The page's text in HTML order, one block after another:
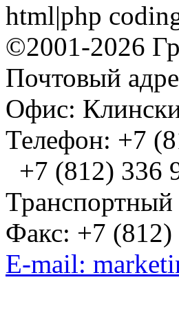
html|php
©2001-2026
Почтовый
Офис:
Телефон: +7
+7 (812) 336
Факс: +7
E-mail: